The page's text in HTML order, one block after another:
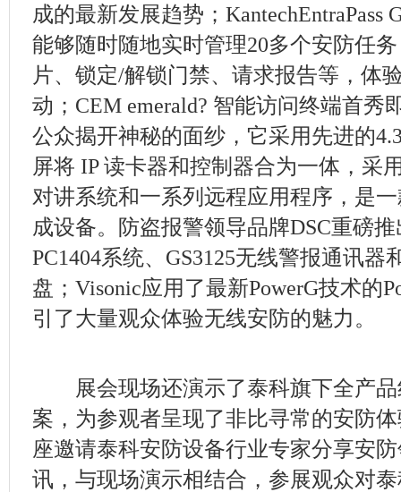
成的最新发展趋势；KantechEntraPass
能够随时随地实时管理20多个安防任
片、锁定/解锁门禁、请求报告等，体
动；CEM emerald? 智能访问终端首秀
公众揭开神秘的面纱，它采用先进的
屏将 IP 读卡器和控制器合为一体，采
对讲系统和一系列远程应用程序，是
成设备。防盗报警领导品牌DSC重磅
PC1404系统、GS3125无线警报通讯器
盘；Visonic应用了最新PowerG技术的
引了大量观众体验无线安防的魅力。
展会现场还演示了泰科旗下全产品
案，为参观者呈现了非比寻常的安防
座邀请泰科安防设备行业专家分享安
讯，与现场演示相结合，参展观众对